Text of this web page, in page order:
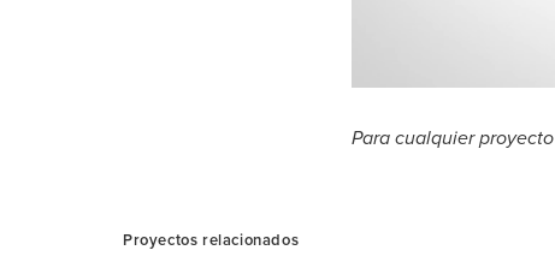
Para cualquier
Proyectos relacionados